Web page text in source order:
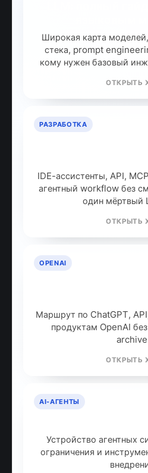
Широкая карта
стека, prompt
кому нужен базовый
ОТКРЫТЬ
РАЗРАБОТКА
IDE-ассистенты, API,
агентный workflow без
один мёртвый
ОТКРЫТЬ
OPENAI
Маршрут по ChatGPT,
продуктам OpenAI
ОТКРЫТЬ
AI-АГЕНТЫ
Устройство агентных
ограничения и